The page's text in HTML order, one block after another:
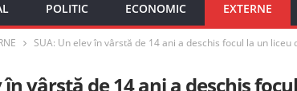
POLITIC ECONOMIC EXTERNE
SUA: Un elev în vârstă de 14 ani a deschis focul la un
în vârstă de 14 ani a deschis